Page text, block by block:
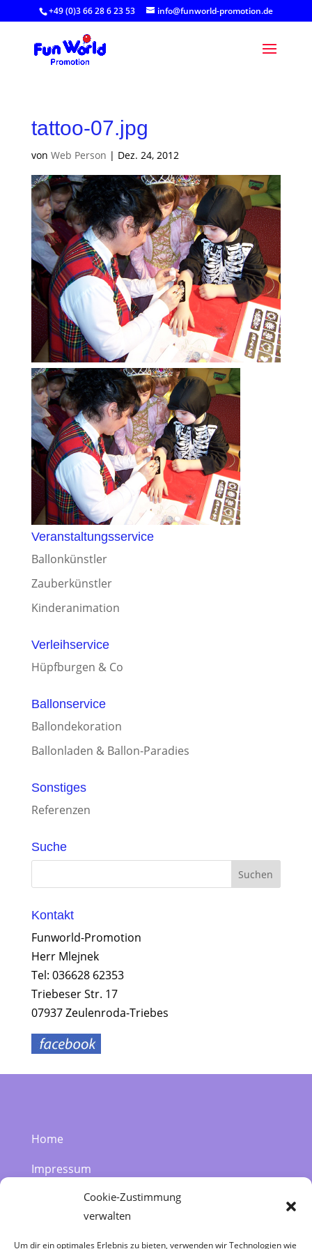
Cookie-Zustimmung
verwalten
Um dir ein optimales Erlebnis zu bieten, verwenden wir Technologien wie
+49 (0)3 66 28 6 23 53 info@funworld-promotion.de
tattoo-07.jpg
von Web Person | Dez. 24, 2012
Veranstaltungsservice
Ballonkünstler
Zauberkünstler
Kinderanimation
Verleihservice
Hüpfburgen & Co
Ballonservice
Ballondekoration
Ballonladen & Ballon-Paradies
Sonstiges
Referenzen
Suche
Kontakt
Funworld-Promotion
Herr Mlejnek
Tel: 036628 62353
Triebeser Str. 17
07937 Zeulenroda-Triebes
Home
Impressum
Datenschutzerklärung